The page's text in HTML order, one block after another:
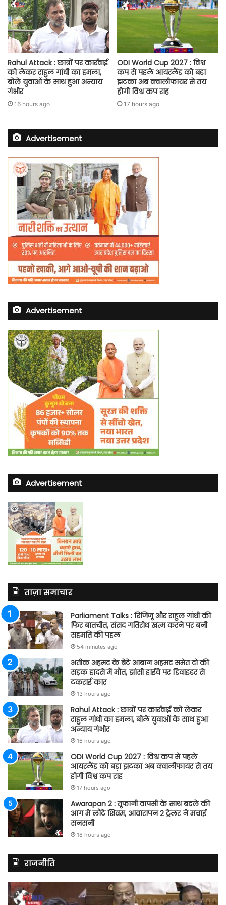
Rahul Attack : छात्रों पर कार्रवाई
को लेकर राहुल गांधी का हमला,
बोले युवाओं के साथ हुआ अन्याय
गंभीर
16 hours ago
ODI World Cup 2027 : विश्व
कप से पहले आयरलैंड को बड़ा
झटका अब क्वालीफायर से तय
होगी विश्व कप राह
17 hours ago
Advertisement
Advertisement
Advertisement
ताज़ा समाचार
Parliament Talks : रिजिजू और राहुल गांधी की
फिर बातचीत, संसद गतिरोध खत्म करने पर बनी
सहमति की पहल
54 minutes ago
अतीक अहमद के बेटे आबान अहमद समेत दो की
सड़क हादसे में मौत, झांसी हाईवे पर डिवाइडर से
टकराई कार
13 hours ago
Rahul Attack : छात्रों पर कार्रवाई को लेकर
राहुल गांधी का हमला, बोले युवाओं के साथ हुआ
अन्याय गंभीर
16 hours ago
ODI World Cup 2027 : विश्व कप से पहले
आयरलैंड को बड़ा झटका अब क्वालीफायर से तय
होगी विश्व कप राह
17 hours ago
Awarapan 2 : तूफानी वापसी के साथ बदले की
आग में लौटे शिवम, आवारापन 2 ट्रेलर ने मचाई
सनसनी
18 hours ago
राजनीति